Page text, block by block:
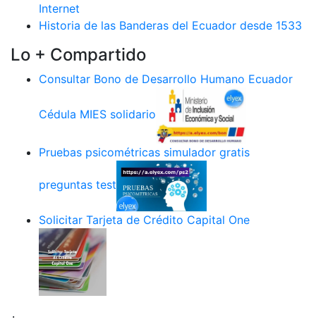
Internet
Historia de las Banderas del Ecuador desde 1533
Lo + Compartido
Consultar Bono de Desarrollo Humano Ecuador
Cédula MIES solidario
Pruebas psicométricas simulador gratis
preguntas test
Solicitar Tarjeta de Crédito Capital One
.